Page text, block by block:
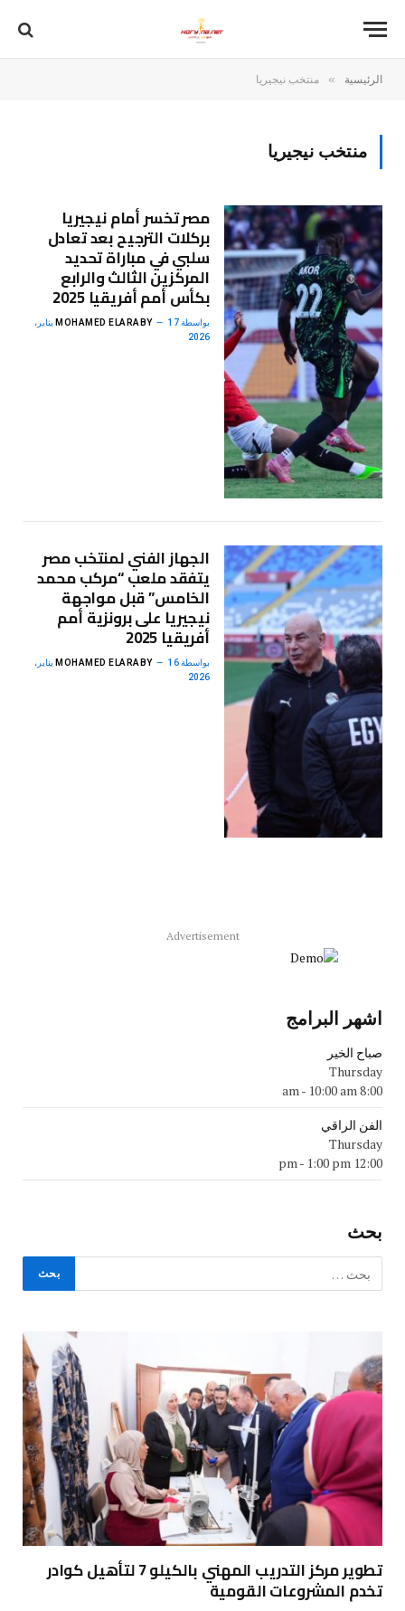
الرئيسية » منتخب نيجيريا
منتخب نيجيريا
مصر تخسر أمام نيجيريا
بركلات الترجيح بعد تعادل
سلبي في مباراة تحديد
المركزين الثالث والرابع
بكأس أمم أفريقيا 2025
بواسطة MOHAMED ELARABY 17 يناير،
2026
الجهاز الفني لمنتخب مصر
يتفقد ملعب “مركب محمد
الخامس” قبل مواجهة
نيجيريا على برونزية أمم
أفريقيا 2025
بواسطة MOHAMED ELARABY 16 يناير،
2026
Advertisement
اشهر البرامج
صباح الخير
Thursday
8:00 am
- 10:00 am
الفن الراقي
Thursday
12:00 pm
- 1:00 pm
بحث
تطوير مركز التدريب المهني بالكيلو 7 لتأهيل كوادر
تخدم المشروعات القومية